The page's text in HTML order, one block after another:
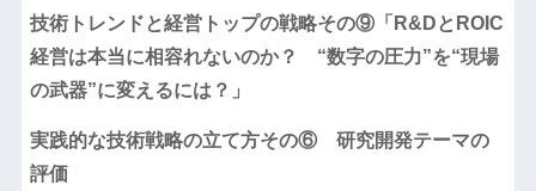
技術トレンドと経営トップの戦略その⑨「R&DとROIC
経営は本当に相容れないのか？ “数字の圧力”を“現場
の武器”に変えるには？」
実践的な技術戦略の立て方その⑥ 研究開発テーマの
評価